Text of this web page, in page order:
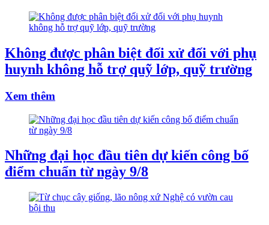
Không được phân biệt đối xử đối với phụ
huynh không hỗ trợ quỹ lớp, quỹ trường
Xem thêm
Những đại học đầu tiên dự kiến công bố
điểm chuẩn từ ngày 9/8